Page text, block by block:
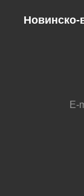
Новинско-
E-